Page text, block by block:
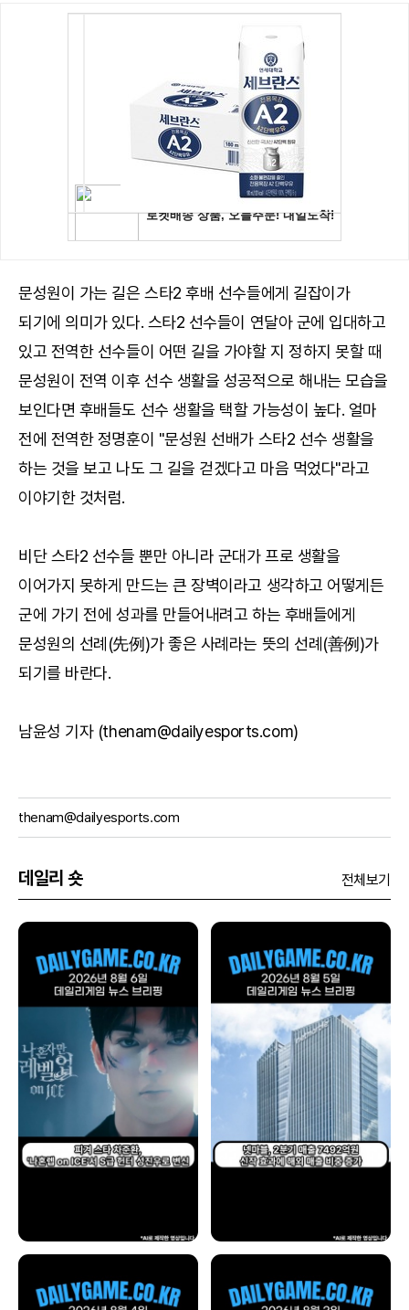
문성원이 가는 길은 스타2 후배 선수들에게 길잡이가
되기에 의미가 있다. 스타2 선수들이 연달아 군에 입대하고
있고 전역한 선수들이 어떤 길을 가야할 지 정하지 못할 때
문성원이 전역 이후 선수 생활을 성공적으로 해내는 모습을
보인다면 후배들도 선수 생활을 택할 가능성이 높다. 얼마
전에 전역한 정명훈이 "문성원 선배가 스타2 선수 생활을
하는 것을 보고 나도 그 길을 걷겠다고 마음 먹었다"라고
이야기한 것처럼.
비단 스타2 선수들 뿐만 아니라 군대가 프로 생활을
이어가지 못하게 만드는 큰 장벽이라고 생각하고 어떻게든
군에 가기 전에 성과를 만들어내려고 하는 후배들에게
문성원의 선례(先例)가 좋은 사례라는 뜻의 선례(善例)가
되기를 바란다.
남윤성 기자 (thenam@dailyesports.com)
thenam@dailyesports.com
데일리 숏 전체보기